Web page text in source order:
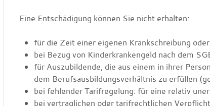
Eine Entschädigung können Sie nicht erhalten:
für die Zeit einer eigenen Krankschreibung
bei Bezug von Kinderkrankengeld nach dem
für Auszubildende, die aus einem in ihrer
dem Berufsausbildungsverhältnis zu erfüllen
bei fehlender Tarifregelung: für eine relativ
bei vertraglichen oder tarifrechtlichen